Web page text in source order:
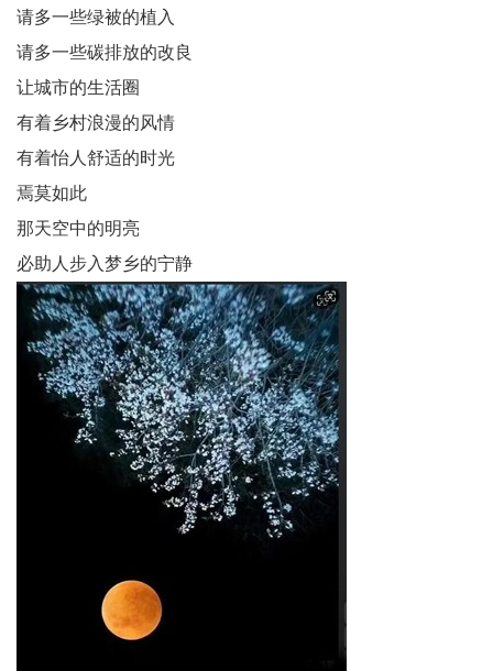
民
才
库
请多一些绿被的植入
请多一些碳排放的改良
让城市的生活圈
有着乡村浪漫的风情
有着怡人舒适的时光
焉莫如此
那天空中的明亮
必助人步入梦乡的宁静